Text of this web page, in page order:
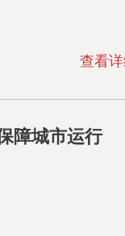
查看
障城市运行